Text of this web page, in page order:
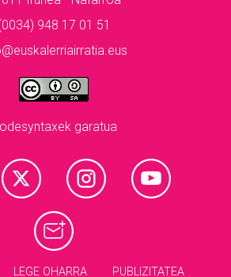
948 17 01 51
garatua
LEGE OHARRA PUBLIZITATEA